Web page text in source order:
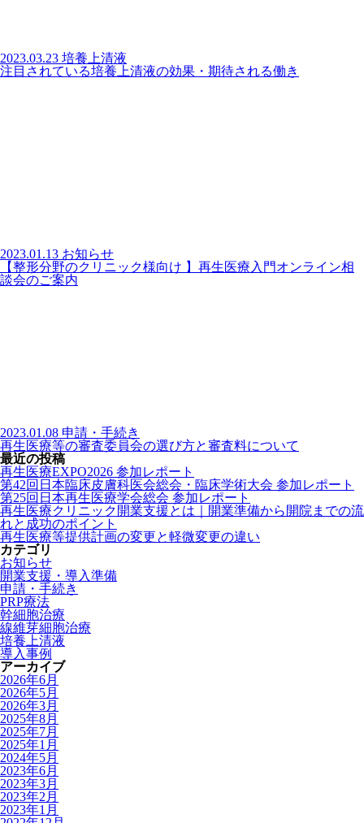
2023.03.23 培養上清液
注目されている培養上清液の効果・期待される働き
2023.01.13 お知らせ
【整形分野のクリニック様向け 】再生医療入門オンライン相
談会のご案内
2023.01.08 申請・手続き
再生医療等の審査委員会の選び方と審査料について
最近の投稿
再生医療EXPO2026 参加レポート
第42回日本臨床皮膚科医会総会・臨床学術大会 参加レポート
第25回日本再生医療学会総会 参加レポート
再生医療クリニック開業支援とは｜開業準備から開院までの流
れと成功のポイント
再生医療等提供計画の変更と軽微変更の違い
カテゴリ
お知らせ
開業支援・導入準備
申請・手続き
PRP療法
幹細胞治療
線維芽細胞治療
培養上清液
導入事例
アーカイブ
2026年6月
2026年5月
2026年3月
2025年8月
2025年7月
2025年1月
2024年5月
2023年6月
2023年3月
2023年2月
2023年1月